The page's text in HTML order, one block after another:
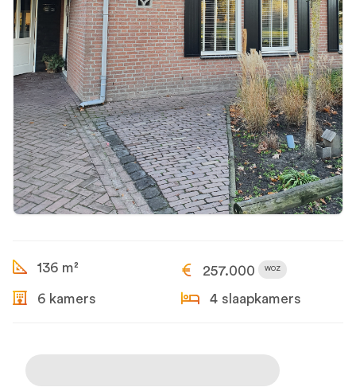
136 m² 257.000 WOZ
6 kamers 4 slaapkamers